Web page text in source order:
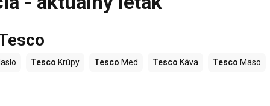
Tesco Krúpy Tesco Med Tesco Káva Tesco Mäso